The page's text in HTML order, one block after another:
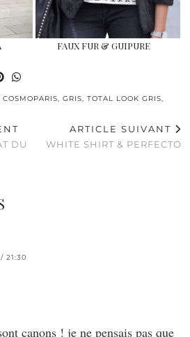
FAUX FUR & GUIPURE
COSMOPARIS, GRIS, TOTAL LOOK GRIS,
DU
ARTICLE SUIVANT
WHITE SHIRT & PERFECTO
21:30
canons ! je ne pensais pas que